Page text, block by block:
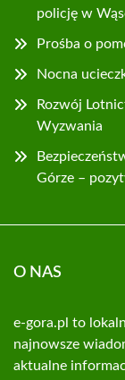
policję w
Prośba o
Nocna
Rozwój
Wyzwania
Górze –
O NAS
e-gora.pl to
najnowsze
aktualne